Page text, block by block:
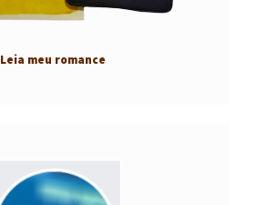
Leia meu romance